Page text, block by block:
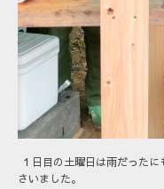
１日目の土曜日は雨だった
さいました。